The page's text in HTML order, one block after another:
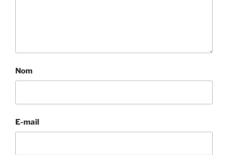
Nom
E-mail